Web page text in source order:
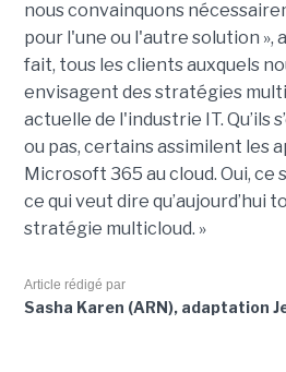
nous convainquons
pour l'une ou l'autre solution »,
fait, tous les clients auxquels
envisagent des stratégies
actuelle de l'industrie IT. Qu’ils
ou pas, certains assimilent les
Microsoft 365 au cloud. Oui, ce
ce qui veut dire qu’aujourd’hui
stratégie multicloud. »
Article rédigé par
Sasha Karen (ARN), adaptation